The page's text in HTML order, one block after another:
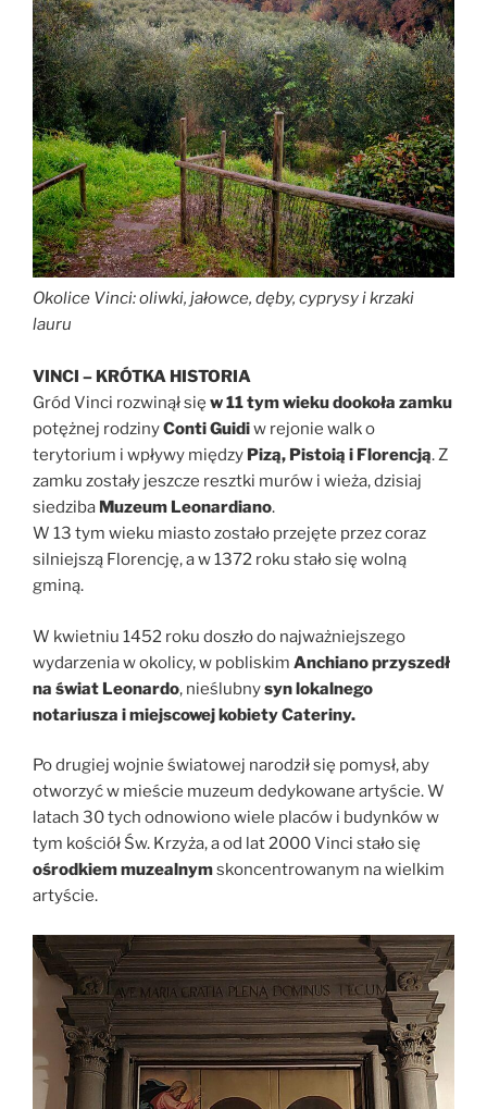
Okolice Vinci: oliwki, jałowce, dęby, cyprysy i krzaki
lauru
VINCI – KRÓTKA HISTORIA
Gród Vinci rozwinął się w 11 tym wieku dookoła zamku
potężnej rodzinyConti Guidiw rejonie walk o
terytorium i wpływy między Pizą, Pistoią i Florencją. Z
zamku zostały jeszcze resztki murów i wieża, dzisiaj
siedziba Muzeum Leonardiano.
W 13 tym wieku miasto zostało przejęte przez coraz
silniejszą Florencję, a w 1372 roku stało się wolną
gminą.
W kwietniu 1452 roku doszło do najważniejszego
wydarzenia w okolicy, w pobliskim Anchiano przyszedł
na świat Leonardo, nieślubnysyn lokalnego
notariusza i miejscowej kobiety Cateriny.
Po drugiej wojnie światowej narodził się pomysł, aby
otworzyć w mieście muzeum dedykowane artyście. W
latach 30 tych odnowiono wiele placów i budynków w
tym kościół Św. Krzyża, a od lat 2000 Vinci stało się
ośrodkiem muzealnymskoncentrowanym na wielkim
artyście.